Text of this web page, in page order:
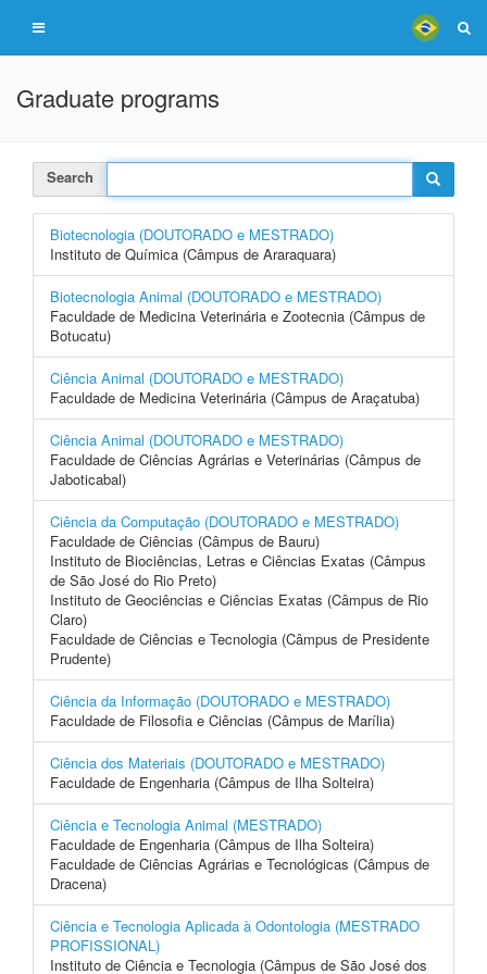
Graduate programs
Search
Biotecnologia (DOUTORADO e MESTRADO)
Instituto de Química (Câmpus de Araraquara)
Biotecnologia Animal (DOUTORADO e MESTRADO)
Faculdade de Medicina Veterinária e Zootecnia (Câmpus de
Botucatu)
Ciência Animal (DOUTORADO e MESTRADO)
Faculdade de Medicina Veterinária (Câmpus de Araçatuba)
Ciência Animal (DOUTORADO e MESTRADO)
Faculdade de Ciências Agrárias e Veterinárias (Câmpus de
Jaboticabal)
Ciência da Computação (DOUTORADO e MESTRADO)
Faculdade de Ciências (Câmpus de Bauru)
Instituto de Biociências, Letras e Ciências Exatas (Câmpus
de São José do Rio Preto)
Instituto de Geociências e Ciências Exatas (Câmpus de Rio
Claro)
Faculdade de Ciências e Tecnologia (Câmpus de Presidente
Prudente)
Ciência da Informação (DOUTORADO e MESTRADO)
Faculdade de Filosofia e Ciências (Câmpus de Marília)
Ciência dos Materiais (DOUTORADO e MESTRADO)
Faculdade de Engenharia (Câmpus de Ilha Solteira)
Ciência e Tecnologia Animal (MESTRADO)
Faculdade de Engenharia (Câmpus de Ilha Solteira)
Faculdade de Ciências Agrárias e Tecnológicas (Câmpus de
Dracena)
Ciência e Tecnologia Aplicada à Odontologia (MESTRADO
PROFISSIONAL)
Instituto de Ciência e Tecnologia (Câmpus de São José dos